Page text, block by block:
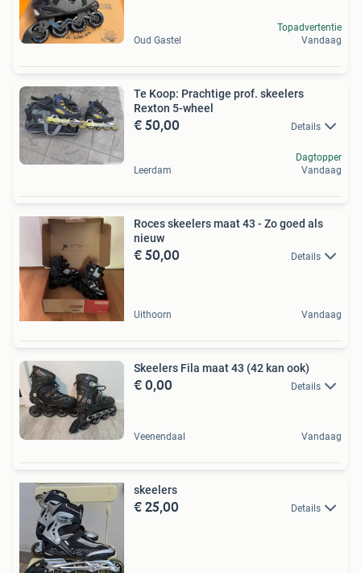
Oud Gastel
Topadvertentie
Vandaag
Te Koop: Prachtige prof. skeelers
Rexton 5-wheel
€ 50,00 Details
Leerdam
Dagtopper
Vandaag
Roces skeelers maat 43 - Zo goed als
nieuw
€ 50,00 Details
Uithoorn Vandaag
Skeelers Fila maat 43 (42 kan ook)
€ 0,00 Details
Veenendaal Vandaag
skeelers
€ 25,00 Details